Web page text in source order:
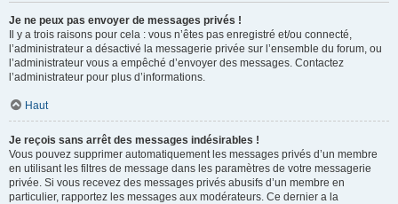
Je ne peux pas envoyer de messages privés !
Il y a trois raisons pour cela : vous n’êtes pas enregistré et/ou connecté,
l’administrateur a désactivé la messagerie privée sur l’ensemble du forum, ou
l’administrateur vous a empêché d’envoyer des messages. Contactez
l’administrateur pour plus d’informations.
Haut
Je reçois sans arrêt des messages indésirables !
Vous pouvez supprimer automatiquement les messages privés d’un membre
en utilisant les filtres de message dans les paramètres de votre messagerie
privée. Si vous recevez des messages privés abusifs d’un membre en
particulier, rapportez les messages aux modérateurs. Ce dernier a la